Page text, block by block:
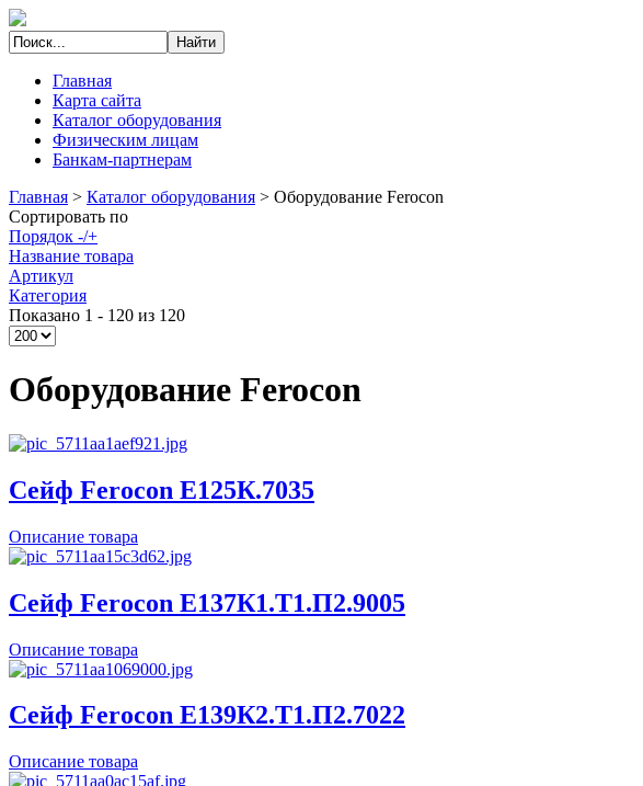
Главная
Карта сайта
Каталог оборудования
Физическим лицам
Банкам-партнерам
Главная > Каталог оборудования > Оборудование Ferocon
Сортировать по
Порядок -/+
Название товара
Артикул
Категория
Показано 1 - 120 из 120
Оборудование Ferocon
Сейф Ferocon Е125К.7035
Описание товара
Сейф Ferocon Е137К1.Т1.П2.9005
Описание товара
Сейф Ferocon Е139К2.Т1.П2.7022
Описание товара